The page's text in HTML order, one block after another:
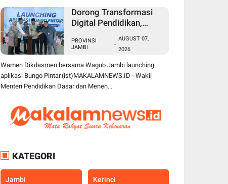
Dorong Transformasi
Digital Pendidikan,
Wamen Dikdasmen
Luncurkan Aplikasi
Bungo Pintar
PROVINSI
JAMBI
-
AUGUST 07,
2026
Wamen Dikdasmen bersama Wagub Jambi launching
aplikasi Bungo Pintar.(ist)MAKALAMNEWS.ID - Wakil
Menteri Pendidikan Dasar dan Menen...
KATEGORI
Jambi Kerinci